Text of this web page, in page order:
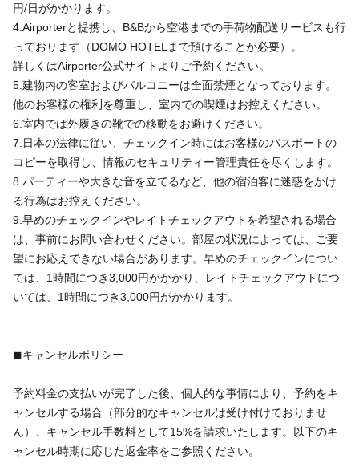
円/日がかかります。
4.Airporterと提携し、B&Bから空港までの手荷物配送サービスも行
っております（DOMO HOTELまで預けることが必要）。
詳しくはAirporter公式サイトよりご予約ください。
5.建物内の客室およびバルコニーは全面禁煙となっております。
他のお客様の権利を尊重し、室内での喫煙はお控えください。
6.室内では外履きの靴での移動をお避けください。
7.日本の法律に従い、チェックイン時にはお客様のパスポートの
コピーを取得し、情報のセキュリティー管理責任を尽くします。
8.パーティーや大きな音を立てるなど、他の宿泊客に迷惑をかけ
る行為はお控えください。
9.早めのチェックインやレイトチェックアウトを希望される場合
は、事前にお問い合わせください。部屋の状況によっては、ご要
望にお応えできない場合があります。早めのチェックインについ
ては、1時間につき3,000円がかかり、レイトチェックアウトにつ
いては、1時間につき3,000円がかかります。
◼︎キャンセルポリシー
予約料金の支払いが完了した後、個人的な事情により、予約をキ
ャンセルする場合（部分的なキャンセルは受け付けておりませ
ん）、キャンセル手数料として15%を請求いたします。以下のキ
ャンセル時期に応じた返金率をご参照ください。